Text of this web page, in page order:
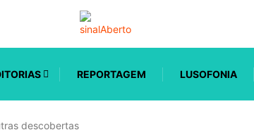
REPORTAGEM LUSOFONIA
descobertas